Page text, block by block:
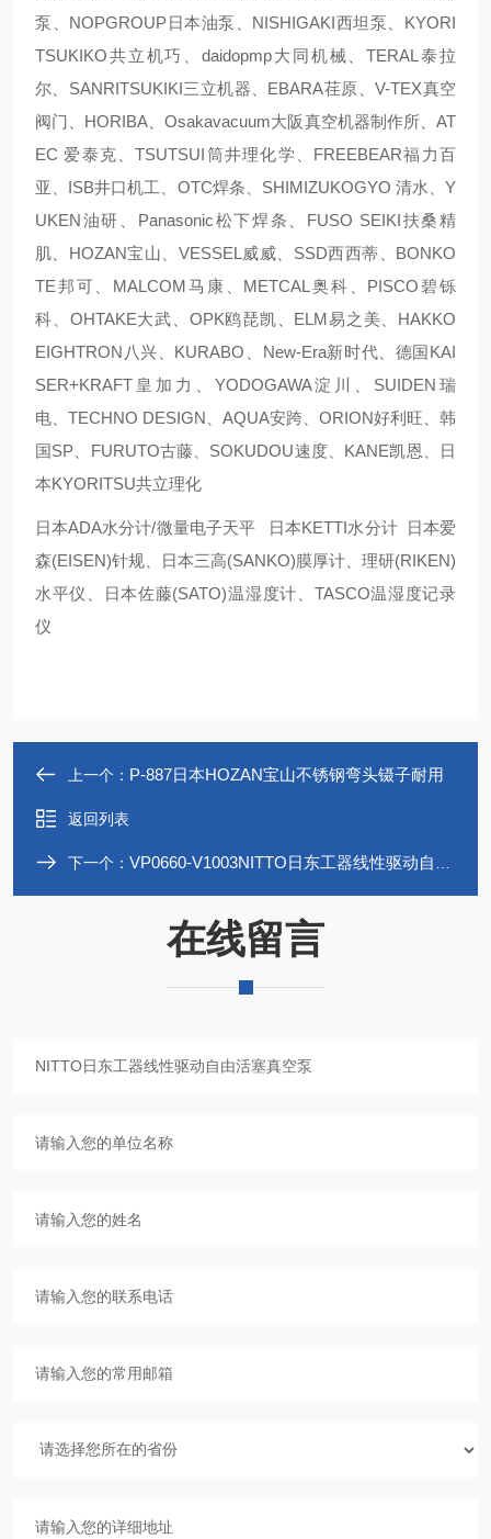
泵、NOPGROUP日本油泵、NISHIGAKI西坦泵、KYORI
TSUKIKO共立机巧、daidopmp大同机械、TERAL泰拉
尔、SANRITSUKIKI三立机器、EBARA荏原、V-TEX真空
阀门、HORIBA、Osakavacuum大阪真空机器制作所、AT
EC 爱泰克、TSUTSUI筒井理化学、FREEBEAR福力百
亚、ISB井口机工、OTC焊条、SHIMIZUKOGYO 清水、Y
UKEN油研、Panasonic松下焊条、FUSO SEIKI扶桑精
肌、HOZAN宝山、VESSEL威威、SSD西西蒂、BONKO
TE邦可、MALCOM马康、METCAL奥科、PISCO碧铄
科、OHTAKE大武、OPK鸥琵凯、ELM易之美、HAKKO
EIGHTRON八兴、KURABO、New-Era新时代、德国KAI
SER+KRAFT皇加力、YODOGAWA淀川、SUIDEN瑞
电、TECHNO DESIGN、AQUA安跨、ORION好利旺、韩
国SP、FURUTO古藤、SOKUDOU速度、KANE凯恩、日
本KYORITSU共立理化
日本ADA水分计/微量电子天平 日本KETTI水分计 日本爱
森(EISEN)针规、日本三高(SANKO)膜厚计、理研(RIKEN)
水平仪、日本佐藤(SATO)温湿度计、TASCO温湿度记录
仪
上一个： P-887日本HOZAN宝山不锈钢弯头镊子耐用
返回列表
下一个： VP0660-V1003NITTO日东工器线性驱动自由活塞真空泵
在线留言